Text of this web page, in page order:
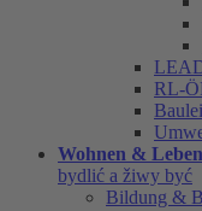
RL-
Wohnen & Leben
bydlić a žiwy być
Bildung &